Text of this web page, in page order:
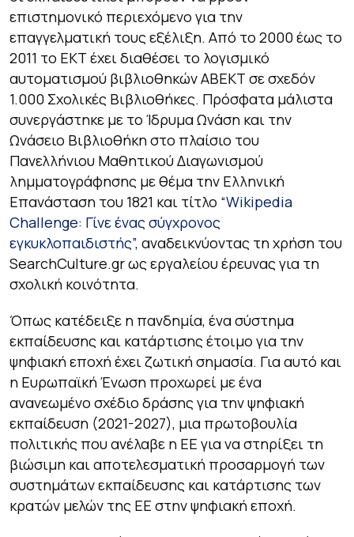
επιστημονικό περιεχόμενο για την
επαγγελματική τους εξέλιξη. Από το 2000 έως το
2011 το ΕΚΤ έχει διαθέσει το λογισμικό
αυτοματισμού βιβλιοθηκών ΑΒΕΚΤ σε σχεδόν
1.000 Σχολικές Βιβλιοθήκες. Πρόσφατα μάλιστα
συνεργάστηκε με το Ίδρυμα Ωνάση και την
Ωνάσειο Βιβλιοθήκη στο πλαίσιο του
Πανελλήνιου Μαθητικού Διαγωνισμού
λημματογράφησης με θέμα την Ελληνική
Επανάσταση του 1821 και τίτλο “Wikipedia
Challenge: Γίνε ένας σύγχρονος
εγκυκλοπαιδιστής”, αναδεικνύοντας τη χρήση του
SearchCulture.gr ως εργαλείου έρευνας για τη
σχολική κοινότητα.
Όπως κατέδειξε η πανδημία, ένα σύστημα
εκπαίδευσης και κατάρτισης έτοιμο για την
ψηφιακή εποχή έχει ζωτική σημασία. Για αυτό και
η Ευρωπαϊκή Ένωση προχωρεί με ένα
ανανεωμένο σχέδιο δράσης για την ψηφιακή
εκπαίδευση (2021-2027), μια πρωτοβουλία
πολιτικής που ανέλαβε η ΕΕ για να στηρίξει τη
βιώσιμη και αποτελεσματική προσαρμογή των
συστημάτων εκπαίδευσης και κατάρτισης των
κρατών μελών της ΕΕ στην ψηφιακή εποχή.